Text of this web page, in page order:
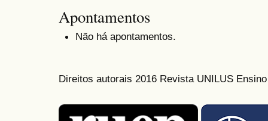
Apontamentos
Não há apontamentos.
Direitos autorais 2016 Revista UNILUS